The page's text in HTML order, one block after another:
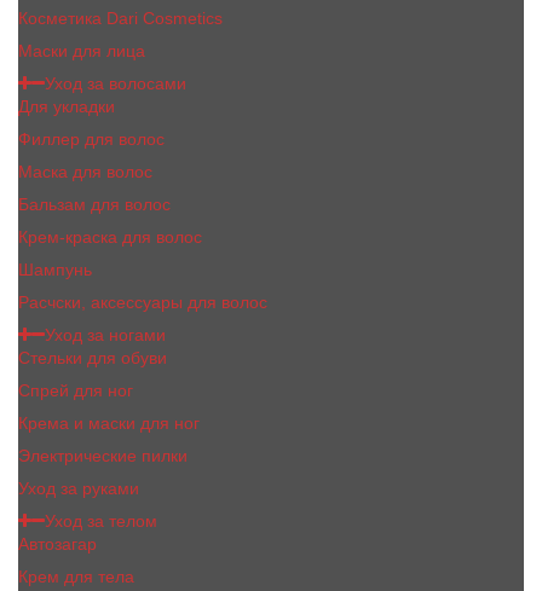
Косметика Dari Cosmetics
Маски для лица
Уход за волосами
Для укладки
Филлер для волос
Маска для волос
Бальзам для волос
Крем-краска для волос
Шампунь
Расчски, аксессуары для волос
Уход за ногами
Стельки для обуви
Спрей для ног
Крема и маски для ног
Электрические пилки
Уход за руками
Уход за телом
Автозагар
Крем для тела